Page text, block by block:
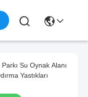
Su Oynak Alanı
Yastıkları